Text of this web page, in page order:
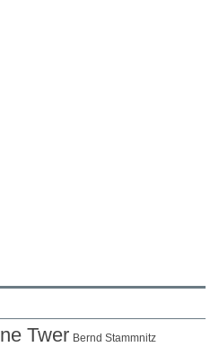
Twer Bernd Stammnitz